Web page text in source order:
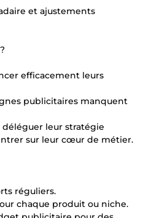
et ajustements
efficacement leurs
publicitaires manquent
leur stratégie
sur leur cœur de métier.
réguliers.
chaque produit ou niche.